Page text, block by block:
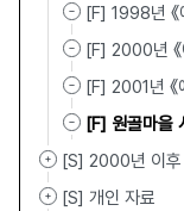
[F] 1998년 《
[F] 2000년 《
[F] 2001년 《
[F] 원골마을
[S] 2000년 이후
[S] 개인 자료